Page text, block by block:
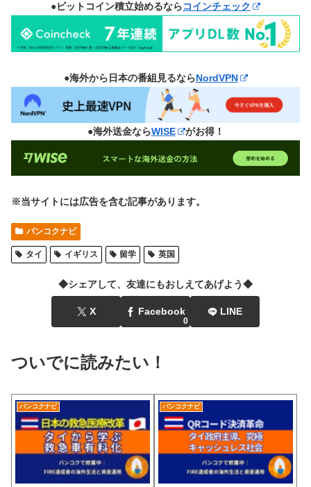
●ビットコイン積立始めるならコインチェック
●海外から日本の番組見るならNordVPN
●海外送金ならWISE がお得！
※当サイトには広告を含む記事があります。
バンコクナビ
タイ イギリス 留学 英国
◆シェアして、友達にもおしえてあげよう◆
X Facebook
0
LINE
ついでに読みたい！
バンコクナビ バンコクナビ